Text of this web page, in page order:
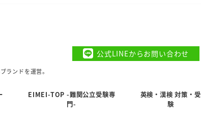
ランドを運営。
公式LINEからお問い合わせ
EIMEI-TOP -難関公立受験専
門-
英検・漢検 対策・受
験